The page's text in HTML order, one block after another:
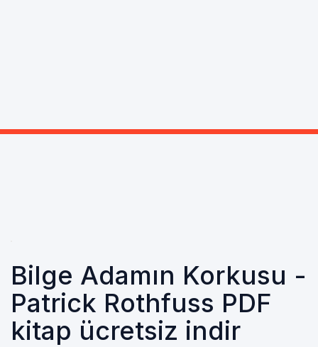
Bilge Adamın Korkusu -
Patrick Rothfuss PDF
kitap ücretsiz indir